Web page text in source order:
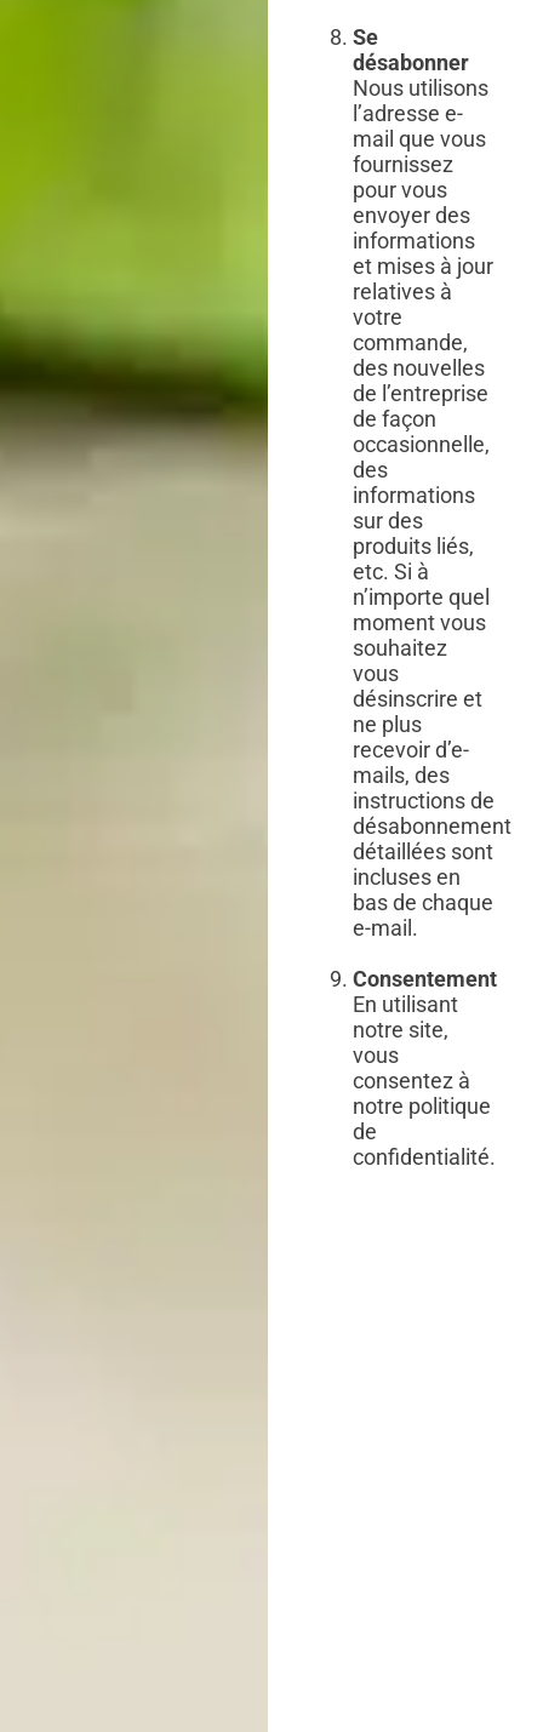
Se
désabonner
Nous utilisons
l’adresse e-
mail que vous
fournissez
pour vous
envoyer des
informations
et mises à jour
relatives à
votre
commande,
des nouvelles
de l’entreprise
de façon
occasionnelle,
des
informations
sur des
produits liés,
etc. Si à
n’importe quel
moment vous
souhaitez
vous
désinscrire et
ne plus
recevoir d’e-
mails, des
instructions de
désabonnement
détaillées sont
incluses en
bas de chaque
e-mail.
Consentement
En utilisant
notre site,
vous
consentez à
notre politique
de
confidentialité.